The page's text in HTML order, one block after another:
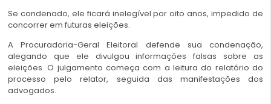
Se condenado, ele ficará inelegível por oito anos, impedido de
concorrer em futuras eleições.
A Procuradoria-Geral Eleitoral defende sua condenação,
alegando que ele divulgou informações falsas sobre as
eleições. O julgamento começa com a leitura do relatório do
processo pelo relator, seguida das manifestações dos
advogados.